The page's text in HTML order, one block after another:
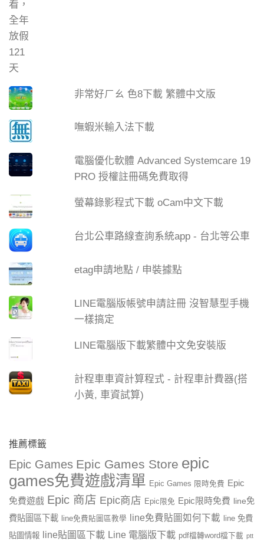
非常好ㄏㄠ 色8下載 繁體中文版
嘸蝦米輸入法下載
電腦優化軟體 Advanced Systemcare 19
PRO 授權註冊碼免費取得
螢幕錄影程式下載 oCam中文下載
台北公車路線查詢系統app - 台北等公車
etag申請地點 / 申裝據點
LINE電腦版帳號申請註冊 沒智慧型手機
一樣搞定
LINE電腦版下載繁體中文免安裝版
計程車車資計算程式 - 計程車計費器(搭
小黃, 車資試算)
推薦標籤
Epic Games Epic Games Store epic
games免費遊戲清單 Epic Games 限時免費 Epic
免費遊戲 Epic 商店 Epic商店 Epic限免 Epic限時免費 line免
費貼圖區下載
line免費貼圖區教學 line免費貼圖如何下載
line 免費
貼圖情報
line貼圖區下載 Line 電腦版下載 pdf檔轉word檔下載 ptt